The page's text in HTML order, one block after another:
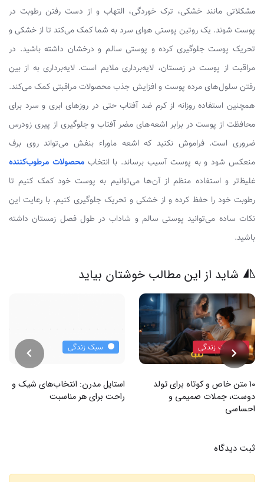
مشکلاتی مانند خشکی، ترک خوردگی، التهاب و از دست رفتن رطوبت در
پوست شوند. یک روتین پوستی هوای سرد به شما کمک می‌کند تا از خشکی و
تحریک پوست جلوگیری کرده و پوستی سالم و درخشان داشته باشید. در
مراقبت از پوست در زمستان، لایه‌برداری ملایم است. لایه‌برداری به از بین
رفتن سلول‌های مرده پوست و افزایش جذب محصولات مراقبتی کمک می‌کند.
همچنین استفاده روزانه از کرم ضد آفتاب حتی در روزهای ابری و سرد برای
محافظت از پوست در برابر اشعه‌های مضر آفتاب و جلوگیری از پیری زودرس
ضروری است. فراموش نکنید که اشعه ماوراء بنفش می‌تواند روی برف
منعکس شود و به پوست آسیب برساند. با انتخابمحصولات مرطوب‌کننده
غلیظ‌تر و استفاده منظم از آن‌ها می‌توانیم به پوست خود کمک کنیم تا
رطوبت خود را حفظ کرده و از خشکی و تحریک جلوگیری کنیم. با رعایت این
نکات ساده می‌توانید پوستی سالم و شاداب در طول فصل زمستان داشته
باشید.
شاید از این مطالب خوشتان بیاید
سبک زندگی
10 متن خاص و کوتاه برای تولد
دوست، جملات صمیمی و
احساسی
سبک زندگی
استایل مدرن: انتخاب‌های شیک و
راحت برای هر مناسبت
ثبت دیدگاه